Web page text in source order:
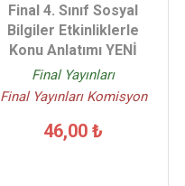
Final 4. Sınıf Sosyal
Bilgiler Etkinliklerle
Konu Anlatımı YENİ
Final Yayınları
Final Yayınları Komisyon
46,00 ₺